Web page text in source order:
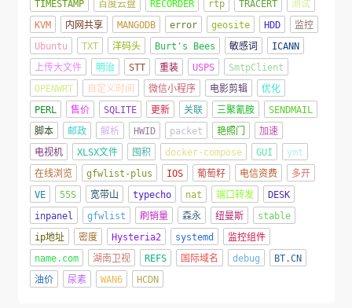
TIMESTAMP
百度云盘 RECORDER rtp TRACERT
测试
KVM
内网共享 MANGODB error geosite HDD
监控
Ubuntu
TXT 洋码头 Burt's Bees 敏感词
ICANN
上传大文件
明治 STT 重装 USPS
SmtpClient
OPENWRT
自定义时间 微信小程序 电影剪辑
优化
PERL
售价 SQLITE 更新 关联 三聚氰胺
SENDMAIL
脚本
邮政 解析 HWID packet 艳照门
加速
电视机
XLSX文件 囤积 docker-compose GUI
ymt
在线浏览
gfwlist-plus IOS 葡萄籽 电信资费
多开
VE
55S 宽带山 typecho nat 端口转发
DESK
inpanel
gfwlist 刷销量 森永 纽曼斯
stable
ip地址
密度 Hysteria2 systemd
监控组件
name.com
湖南卫视 REFS 国际域名 debug
BT.CN
油价
尿素 WAN6 HCDN